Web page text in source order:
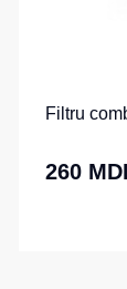
Filtru
260